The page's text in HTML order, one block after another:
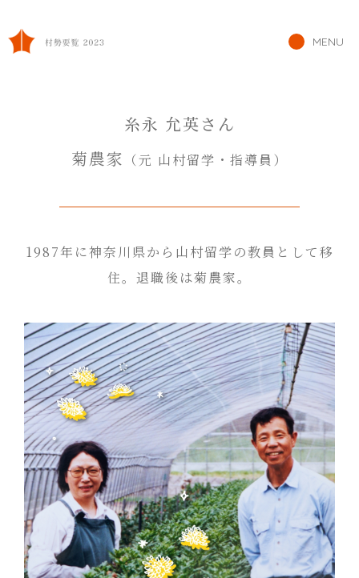
MENU
糸永 允英さん
菊農家 （元 山村留学・指導員）
1987年に神奈川県から山村留学の教員として移
住。退職後は菊農家。